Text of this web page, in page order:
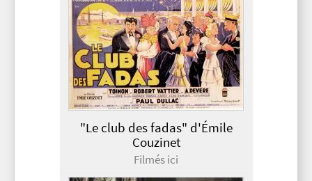
"Le club des fadas" d'Émile
Couzinet
Filmés ici